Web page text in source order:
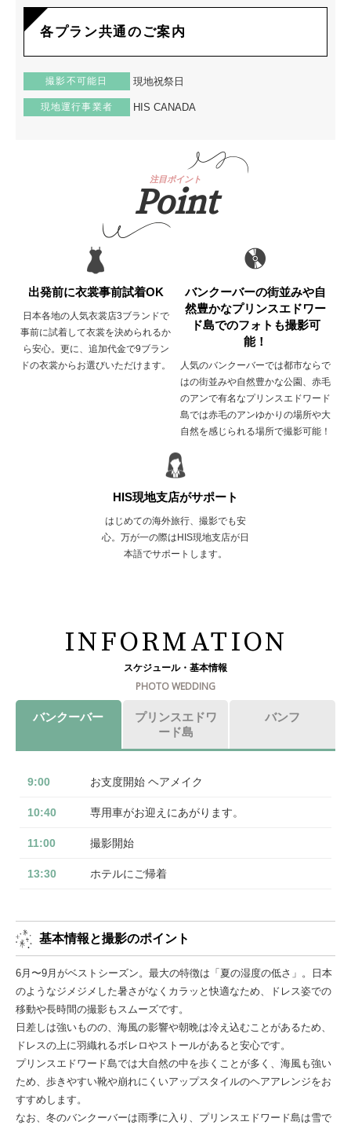
各プラン共通のご案内
撮影不可能日 現地祝祭日
現地運行事業者 HIS CANADA
注目ポイント
Point
出発前に衣裳事前試着OK
日本各地の人気衣裳店3ブランドで
事前に試着して衣裳を決められるか
ら安心。更に、追加代金で9ブラン
ドの衣裳からお選びいただけます。
バンクーバーの街並みや自
然豊かなプリンスエドワー
ド島でのフォトも撮影可
能！
人気のバンクーバーでは都市ならで
はの街並みや自然豊かな公園、赤毛
のアンで有名なプリンスエドワード
島では赤毛のアンゆかりの場所や大
自然を感じられる場所で撮影可能！
HIS現地支店がサポート
はじめての海外旅行、撮影でも安
心。万が一の際はHIS現地支店が日
本語でサポートします。
INFORMATION
スケジュール・基本情報
PHOTO WEDDING
バンクーバー
プリンスエドワ
ード島
バンフ
9:00 お支度開始 ヘアメイク
10:40 専用車がお迎えにあがります。
11:00 撮影開始
13:30 ホテルにご帰着
基本情報と撮影のポイント
6月〜9月がベストシーズン。最大の特徴は「夏の湿度の低さ」。日本
のようなジメジメした暑さがなくカラッと快適なため、ドレス姿での
移動や長時間の撮影もスムーズです。
日差しは強いものの、海風の影響や朝晩は冷え込むことがあるため、
ドレスの上に羽織れるボレロやストールがあると安心です。
プリンスエドワード島では大自然の中を歩くことが多く、海風も強い
ため、歩きやすい靴や崩れにくいアップスタイルのヘアアレンジをお
すすめします。
なお、冬のバンクーバーは雨季に入り、プリンスエドワード島は雪で